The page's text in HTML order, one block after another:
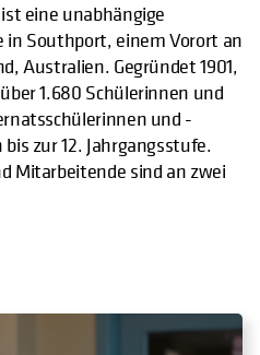
eine unabhängige
in Southport, einem Vorort an
Australien. Gegründet 1901,
1.680 Schülerinnen und
und -
zur 12. Jahrgangsstufe.
Mitarbeitende sind an zwei